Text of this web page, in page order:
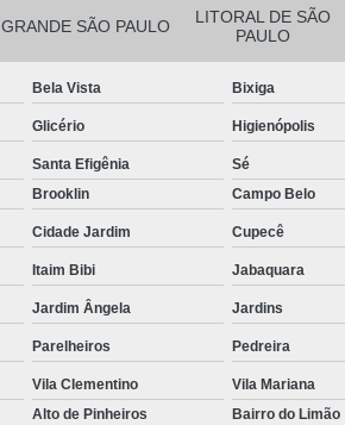
GRANDE SÃO PAULO
LITORAL DE SÃO
PAULO
Bela Vista Bixiga
Glicério Higienópolis
Santa Efigênia Sé
Brooklin Campo Belo
Cidade Jardim Cupecê
Itaim Bibi Jabaquara
Jardim Ângela Jardins
Parelheiros Pedreira
Vila Clementino Vila Mariana
Alto de Pinheiros Bairro do Limão